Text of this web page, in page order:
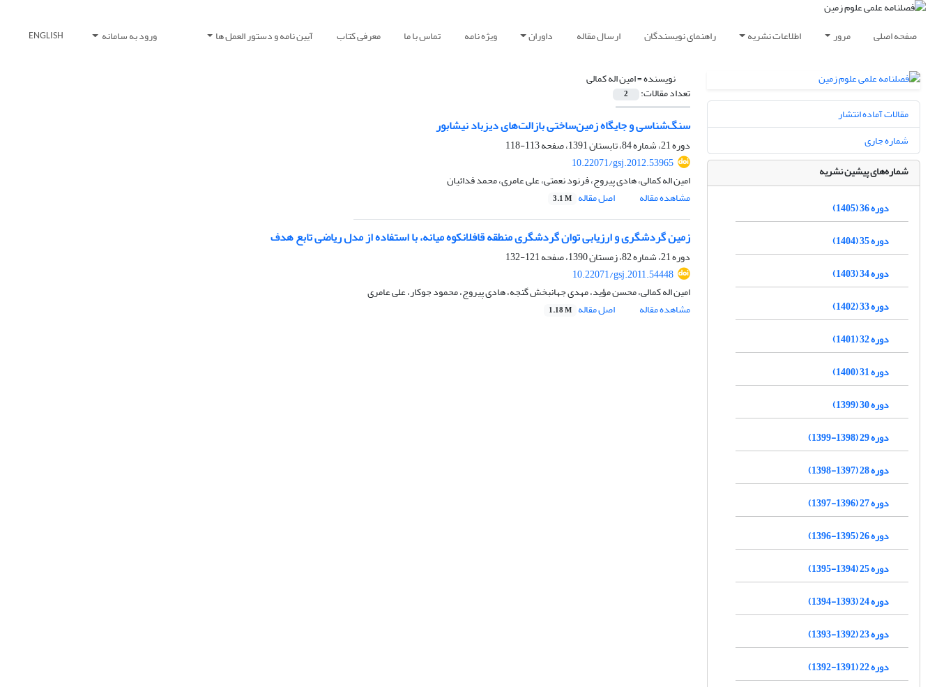
صفحه اصلی مرور اطلاعات نشریه راهنمای نویسندگان ارسال مقاله داوران ویژه نامه تماس با ما معرفی کتاب آیین نامه و دستور العمل ها ورود به سامانه ENGLISH
نویسنده =امین اله کمالی
تعداد مقالات: 2
سنگ‌شناسی و جایگاه زمین‌ساختی بازالت‌های دیزباد نیشابور
دوره 21، شماره 84، تابستان 1391، صفحه
113-118
10.22071/gsj.2012.53965
امین اله کمالی، هادی پیروج، فرنود نعمتی، علی عامری، محمد فدائیان
مشاهده مقاله
اصل مقاله 3.1 M
زمین گردشگری و ارزیابی توان گردشگری منطقه قافلانکوه میانه، با استفاده از مدل ریاضی تابع هدف
دوره 21، شماره 82، زمستان 1390، صفحه
121-132
10.22071/gsj.2011.54448
امین اله کمالی، محسن مؤید، مهدی جهانبخش گنجه، هادی پیروج، محمود جوکار، علی عامری
مشاهده مقاله
اصل مقاله 1.18 M
مقالات آماده انتشار
شماره جاری
شماره‌های پیشین نشریه
دوره 36 (1405)
دوره 35 (1404)
دوره 34 (1403)
دوره 33 (1402)
دوره 32 (1401)
دوره 31 (1400)
دوره 30 (1399)
دوره 29 (1398-1399)
دوره 28 (1397-1398)
دوره 27 (1396-1397)
دوره 26 (1395-1396)
دوره 25 (1394-1395)
دوره 24 (1393-1394)
دوره 23 (1392-1393)
دوره 22 (1391-1392)